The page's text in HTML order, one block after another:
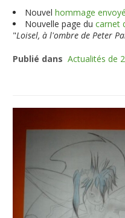
Nouvelhommage
Nouvelle page ducarnet
"Loisel, à l'ombre de Peter
Publié dans Actualités de